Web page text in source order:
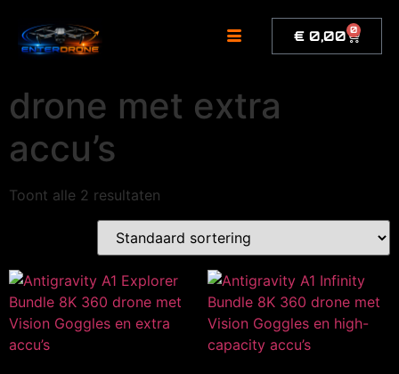
inhoud
€ 0,00 0
drone met extra
accu’s
Toont alle 2 resultaten